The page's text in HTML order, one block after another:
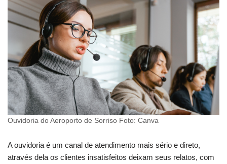
Ouvidoria do Aeroporto de Sorriso Foto: Canva
A ouvidoria é um canal de atendimento mais sério e direto,
através dela os clientes insatisfeitos deixam seus relatos, com